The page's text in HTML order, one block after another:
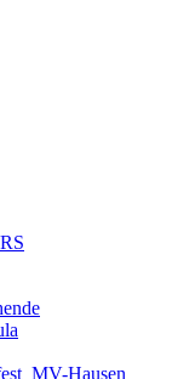
Hausen